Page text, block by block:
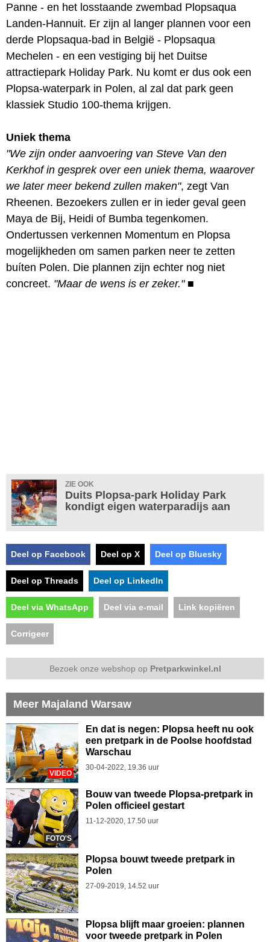
Panne - en het losstaande zwembad Plopsaqua
Landen-Hannuit. Er zijn al langer plannen voor een
derde Plopsaqua-bad in België - Plopsaqua
Mechelen - en een vestiging bij het Duitse
attractiepark Holiday Park. Nu komt er dus ook een
Plopsa-waterpark in Polen, al zal dat park geen
klassiek Studio 100-thema krijgen.
Uniek thema
"We zijn onder aanvoering van Steve Van den
Kerkhof in gesprek over een uniek thema, waarover
we later meer bekend zullen maken", zegt Van
Rheenen. Bezoekers zullen er in ieder geval geen
Maya de Bij, Heidi of Bumba tegenkomen.
Ondertussen verkennen Momentum en Plopsa
mogelijkheden om samen parken neer te zetten
buíten Polen. Die plannen zijn echter nog niet
concreet. "Maar de wens is er zeker." ■
ZIE OOK
Duits Plopsa-park Holiday Park
kondigt eigen waterparadijs aan
Deel op Facebook Deel op X Deel op Bluesky
Deel op Threads Deel op LinkedIn
Deel via WhatsApp Deel via e-mail Link kopiëren
Corrigeer
Bezoek onze webshop op Pretparkwinkel.nl
Meer Majaland Warsaw
VIDEO
En dat is negen: Plopsa heeft nu ook
een pretpark in de Poolse hoofdstad
Warschau
30-04-2022, 19.36 uur
FOTO'S
Bouw van tweede Plopsa-pretpark in
Polen officieel gestart
11-12-2020, 17.50 uur
Plopsa bouwt tweede pretpark in
Polen
27-09-2019, 14.52 uur
Plopsa blijft maar groeien: plannen
voor tweede pretpark in Polen